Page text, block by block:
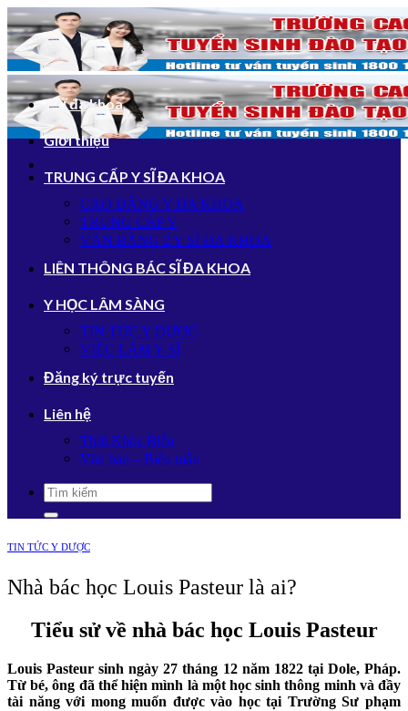
Bỏ
qua
nội
dung
Y sĩ đa khoa
Giới thiệu
TRUNG CẤP Y SĨ ĐA KHOA
CAO ĐẲNG Y ĐA KHOA
TRUNG CẤP Y
VĂN BẰNG 2 Y SĨ ĐA KHOA
LIÊN THÔNG BÁC SĨ ĐA KHOA
Y HỌC LÂM SÀNG
TIN TỨC Y DƯỢC
VIỆC LÀM Y SĨ
Đăng ký trực tuyến
Liên hệ
Thời Khóa Biểu
Văn bản – Biểu mẫu
TIN TỨC Y DƯỢC
Nhà bác học Louis Pasteur là ai?
Tiểu sử về nhà bác học Louis Pasteur
Louis Pasteur sinh ngày 27 tháng 12 năm 1822 tại Dole, Pháp.
Từ bé, ông đã thể hiện mình là một học sinh thông minh và đầy
tài năng với mong muốn được vào học tại Trường Sư phạm